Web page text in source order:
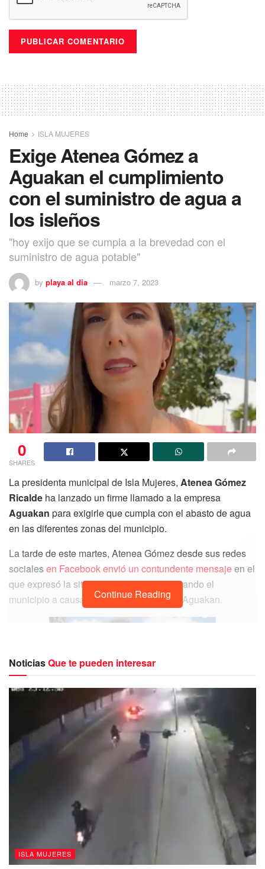
Home ISLA MUJERES
Exige Atenea Gómez a
Aguakan el cumplimiento
con el suministro de agua a
los isleños
"hoy exijo que se cumpla a la brevedad con el
suministro de agua potable"
by playa al dia marzo 7, 2023
0
SHARES
La presidenta municipal de Isla Mujeres, Atenea Gómez
Ricalde ha lanzado un firme llamado a la empresa
Aguakan para exigirle que cumpla con el abasto de agua
en las diferentes zonas del municipio.
La tarde de este martes, Atenea Gómez desde sus redes
socialesen Facebook envió un contundente mensajeen el
que expresó la situación que está atravesando el
municipio a causa del incumplimiento de Aguakan.
“por el incumplimiento de la empresa
quiero
comentarles que desde el domingo pasado que tuvimos
conocimiento que comenzaba esta problemática estamos
en total comunicación con la empresa y exigiéndoles el
Continue Reading
NoticiasQue te pueden interesar
ISLA MUJERES